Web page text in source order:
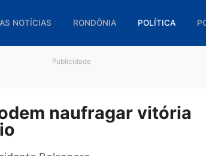
ÚLTIMAS NOTÍCIAS RONDÔNIA
podem naufragar